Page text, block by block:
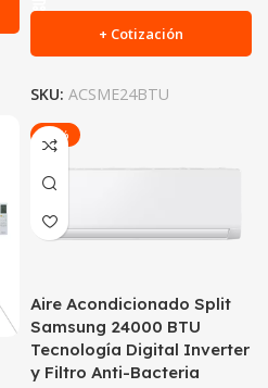
+ Cotización
SKU: ACSME24BTU
-29%
Aire Acondicionado Split
Samsung 24000 BTU
Tecnología Digital Inverter
y Filtro Anti-Bacteria